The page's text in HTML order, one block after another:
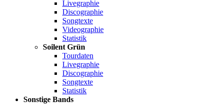
Livegraphie
Discographie
Songtexte
Videographie
Statistik
Soilent Grün
Tourdaten
Livegraphie
Discographie
Songtexte
Statistik
Sonstige Bands